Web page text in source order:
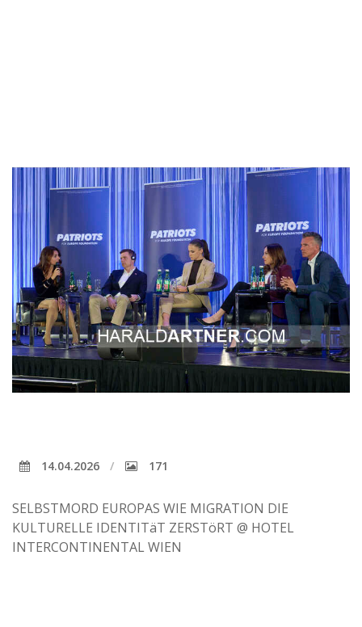
14.04.2026 171
SELBSTMORD EUROPAS WIE MIGRATION DIE
KULTURELLE IDENTITäT ZERSTöRT @ HOTEL
INTERCONTINENTAL WIEN